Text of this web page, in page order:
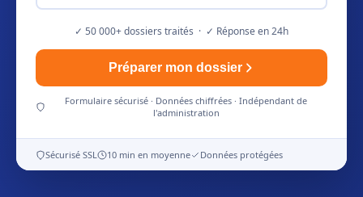
✓ 50 000+ dossiers traités · ✓ Réponse en 24h
Préparer mon dossier
Formulaire sécurisé · Données chiffrées · Indépendant de
l'administration
Sécurisé SSL 10 min en moyenne Données protégées